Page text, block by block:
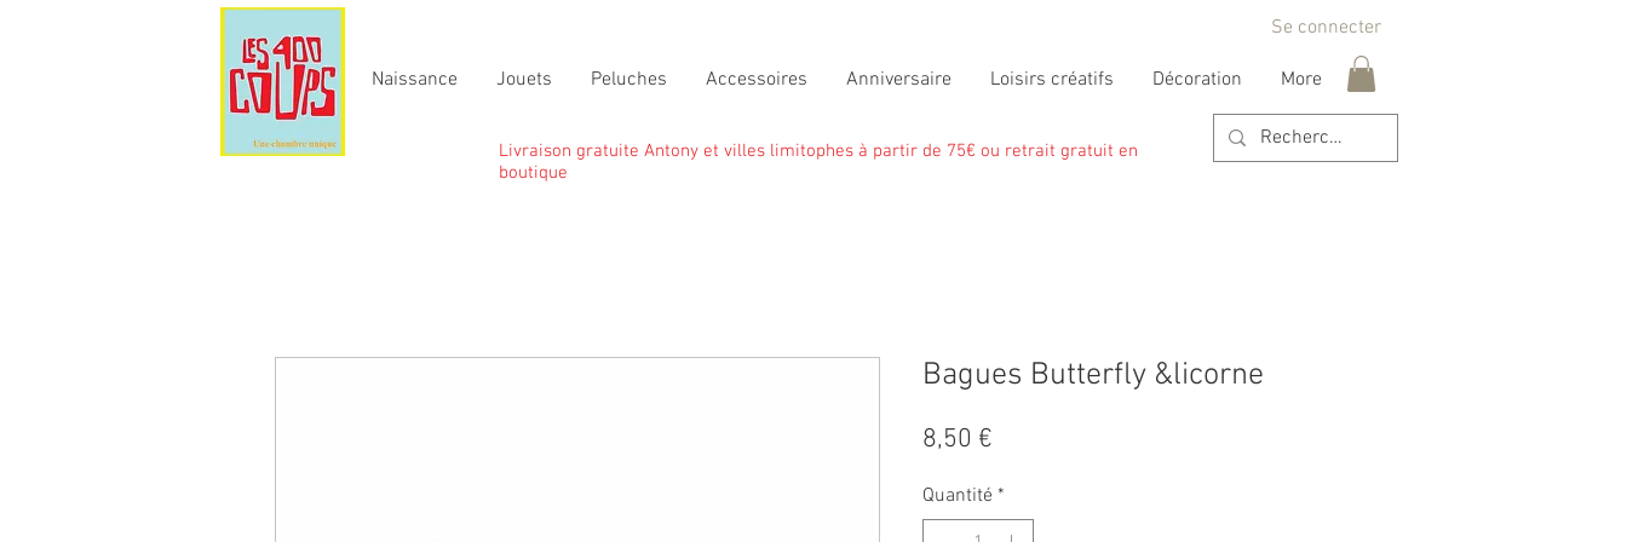
Se connecter
Naissance Jouets Peluches Accessoires Anniversaire Loisirs créatifs Décoration More
Livraison gratuite Antony et villes limitophes à partir de 75€ ou retrait gratuit en
boutique
Bagues Butterfly &licorne
8,50 €
Quantité *